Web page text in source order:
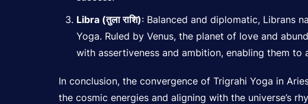
Libra (तुला राशि): Balanced and diplomatic, Librans
Yoga. Ruled by Venus, the planet of love and
with assertiveness and ambition, enabling them
In conclusion, the convergence of Trigrahi Yoga in
the cosmic energies and aligning with the universe’s